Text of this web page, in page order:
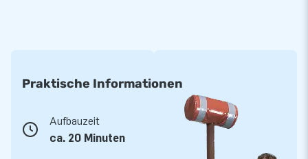
jahrelang Freude an dieser aufblasbaren Attraktion haben
JB Hüpfburgen hat 3000 aufblasbare Spielgeräte
auf Lager
Praktische Informationen
Aufbauzeit
ca. 20 Minuten